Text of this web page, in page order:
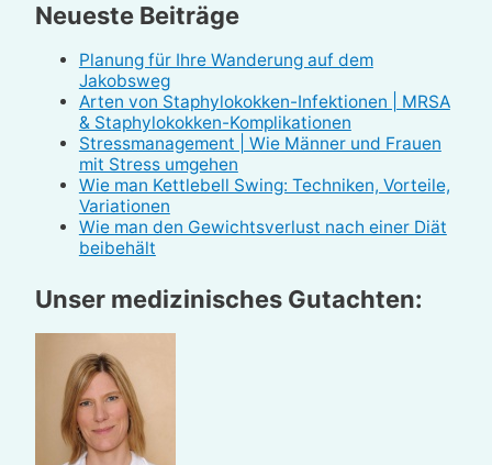
Neueste Beiträge
Planung für Ihre Wanderung auf dem
Jakobsweg
Arten von Staphylokokken-Infektionen | MRSA
& Staphylokokken-Komplikationen
Stressmanagement | Wie Männer und Frauen
mit Stress umgehen
Wie man Kettlebell Swing: Techniken, Vorteile,
Variationen
Wie man den Gewichtsverlust nach einer Diät
beibehält
Unser medizinisches Gutachten: